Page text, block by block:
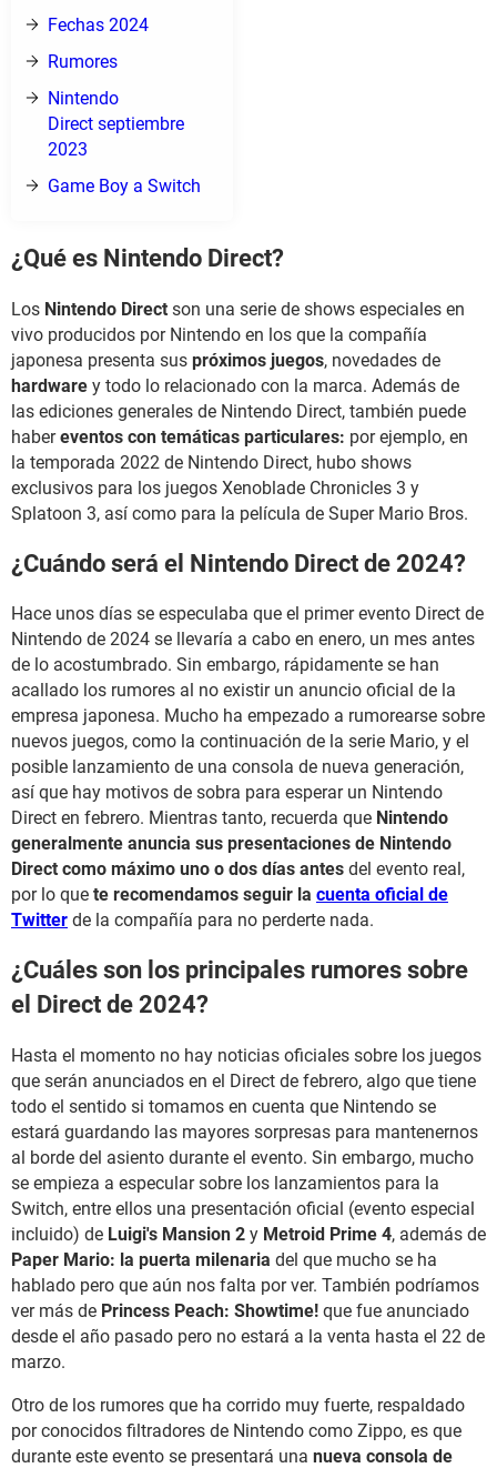
Fechas 2024
Rumores
Nintendo
Direct septiembre
2023
Game Boy a Switch
¿Qué es Nintendo Direct?
Los Nintendo Direct son una serie de shows especiales en
vivo producidos por Nintendo en los que la compañía
japonesa presenta sus próximos juegos, novedades de
hardware y todo lo relacionado con la marca. Además de
las ediciones generales de Nintendo Direct, también puede
habereventos con temáticas particulares: por ejemplo, en
la temporada 2022 de Nintendo Direct, hubo shows
exclusivos para los juegos Xenoblade Chronicles 3 y
Splatoon 3, así como para la película de Super Mario Bros.
¿Cuándo será el Nintendo Direct de 2024?
Hace unos días se especulaba que el primer evento Direct de
Nintendo de 2024 se llevaría a cabo en enero, un mes antes
de lo acostumbrado. Sin embargo, rápidamente se han
acallado los rumores al no existir un anuncio oficial de la
empresa japonesa. Mucho ha empezado a rumorearse sobre
nuevos juegos, como la continuación de la serie Mario, y el
posible lanzamiento de una consola de nueva generación,
así que hay motivos de sobra para esperar un Nintendo
Direct en febrero. Mientras tanto, recuerda que Nintendo
generalmente anuncia sus presentaciones de Nintendo
Direct como máximo uno o dos días antes del evento real,
por lo que te recomendamos seguir la cuenta oficial de
Twitter de la compañía para no perderte nada.
¿Cuáles son los principales rumores sobre
el Direct de 2024?
Hasta el momento no hay noticias oficiales sobre los juegos
que serán anunciados en el Direct de febrero, algo que tiene
todo el sentido si tomamos en cuenta que Nintendo se
estará guardando las mayores sorpresas para mantenernos
al borde del asiento durante el evento. Sin embargo, mucho
se empieza a especular sobre los lanzamientos para la
Switch, entre ellos una presentación oficial (evento especial
incluido) de Luigi's Mansion 2 y Metroid Prime 4, además de
Paper Mario: la puerta milenaria del que mucho se ha
hablado pero que aún nos falta por ver. También podríamos
ver más de Princess Peach: Showtime! que fue anunciado
desde el año pasado pero no estará a la venta hasta el 22 de
marzo.
Otro de los rumores que ha corrido muy fuerte, respaldado
por conocidos filtradores de Nintendo como Zippo, es que
durante este evento se presentará una nueva consola de